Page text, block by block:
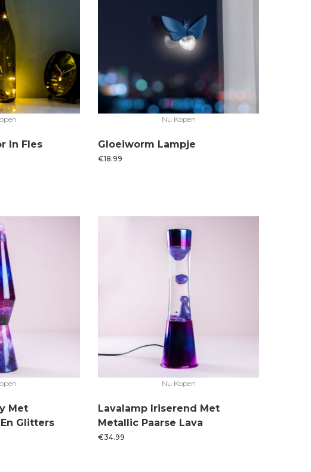
In Fles
Nu Kopen
Gloeiworm Lampje
€18.99
Met
Glitters
Nu Kopen
Lavalamp Iriserend Met
Metallic Paarse Lava
€34.99